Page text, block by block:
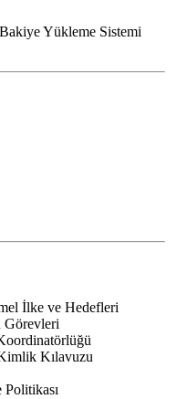
Yükleme Sistemi
İlke ve Hedefleri
Görevleri
Kılavuzu